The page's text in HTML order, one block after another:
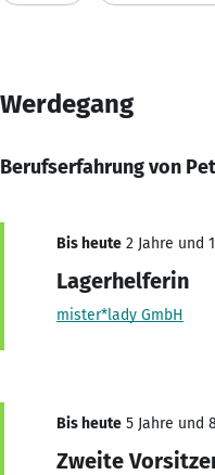
Werdegang
Berufserfahrung von
Bis heute 2 Jahre und
Lagerhelferin
mister*lady GmbH
Bis heute 5 Jahre und
Zweite